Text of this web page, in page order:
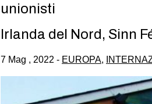
unionisti
Irlanda del Nord, Sinn
7 Mag , 2022 - EUROPA,